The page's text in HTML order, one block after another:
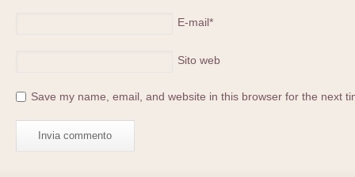
E-mail*
Sito web
Save my name, email, and website in this browser for the next